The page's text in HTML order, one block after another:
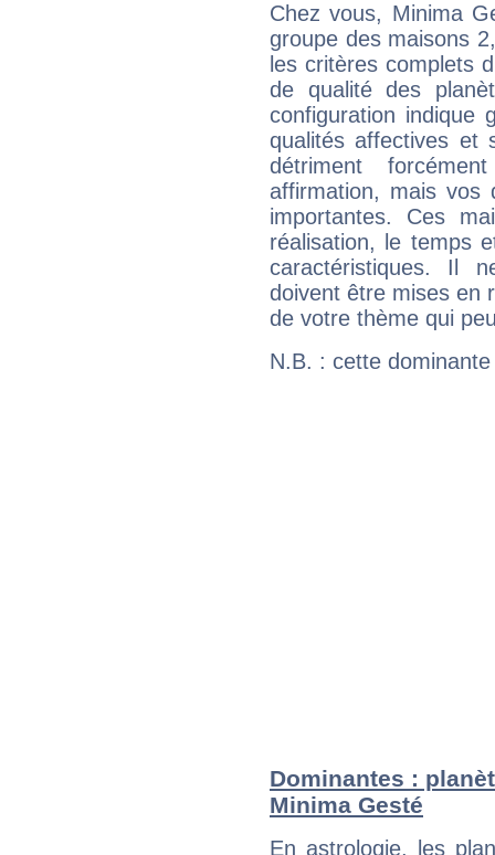
Chez vous, Minima
groupe des maisons
les critères complets
de qualité des
configuration indique
qualités affectives et
détriment
affirmation, mais
importantes. Ces
réalisation, le temps
caractéristiques. Il
doivent être mises en
de votre thème qui
N.B. : cette
Dominantes :
Minima Gesté
En astrologie, les